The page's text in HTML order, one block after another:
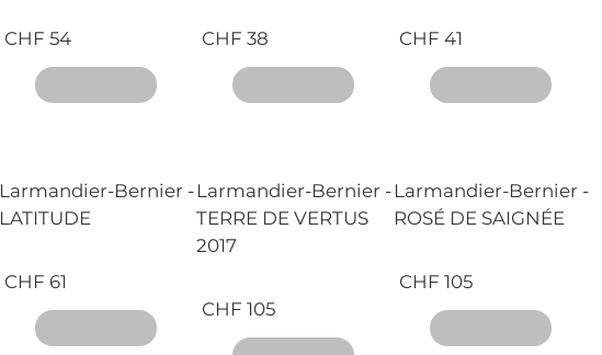
CHF 54 CHF 38 CHF 41
Larmandier-Bernier -
LATITUDE
CHF 61
Larmandier-Bernier -
TERRE DE VERTUS
2017
CHF 105
Larmandier-Bernier -
ROSÉ DE SAIGNÉE
CHF 105